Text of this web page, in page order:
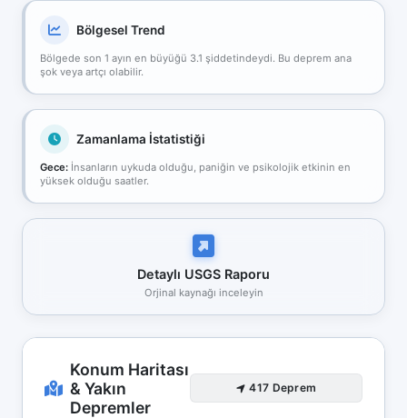
Bölgesel Trend
Bölgede son 1 ayın en büyüğü 3.1 şiddetindeydi. Bu deprem ana
şok veya artçı olabilir.
Zamanlama İstatistiği
Gece: İnsanların uykuda olduğu, paniğin ve psikolojik etkinin en
yüksek olduğu saatler.
Detaylı USGS Raporu
Orjinal kaynağı inceleyin
Konum Haritası
& Yakın
Depremler
417 Deprem